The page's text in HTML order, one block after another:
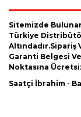
Sitemizde
Türkiye
Altındadır.Sipariş
Garanti Belgesi
Noktasına
Saatçi İbrahim -